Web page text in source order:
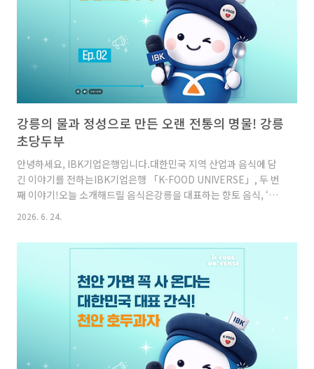
강릉의 물과 정성으로 만든 오랜 전통의 명물! 강릉
초당두부
안녕하세요, IBK기업은행입니다.대한민국 지역 산업과 음식에 담
긴 이야기를 전하는IBK기업은행 「K-FOOD UNIVERSE」, 두 번
째 이야기!오늘 소개해드릴 음식은강릉을 대표하는 향토 음식, ‘강
이름부터 특별한 유래를 가지고 있다는 사실알고 계셨나요?초당두
부의 ‘초당’은조선시대 허균·허난설헌의 아버지인초당 허엽 선생
의 호에서 유래되었다고 하는데요!당시 허엽 선생은강릉의 맑은 물
에 콩을 불리고,동해 바닷물로 만든 간수를 사용해두부를 만들었다
고 합니다. 허엽 선생의 두부는바닷물 간수 덕분에더욱 담백하고 고
소한 맛을 갖게 되었고,그 맛이 알려지며 사람들은허엽 선생의 호인
2026. 6. 24.